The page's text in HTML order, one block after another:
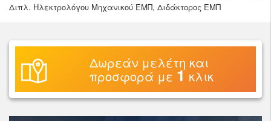
Διπλ. Ηλεκτρολόγου Μηχανικού ΕΜΠ, Διδάκτορος ΕΜΠ
Δωρεάν μελέτη και
προσφορά με 1 κλικ